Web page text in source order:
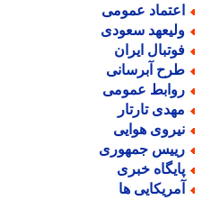
عمومی
سعودی
ایران
آبرسانی
عمومی
تارتار
هوایی
جمهوری
خبری
ها